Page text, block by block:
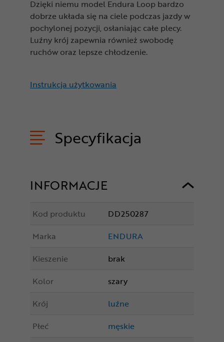
Dzięki niemu model Endura Loop bardzo
dobrze układa się na ciele podczas jazdy w
pochylonej pozycji, osłaniając całe plecy.
Luźny krój zapewnia również swobodę
ruchów oraz lepsze chłodzenie.
Instrukcja użytkowania
Specyfikacja
INFORMACJE
Kod produktu
DD250287
Marka
ENDURA
Kieszenie
brak
Kolor
szary
Krój
luźne
Płeć
męskie